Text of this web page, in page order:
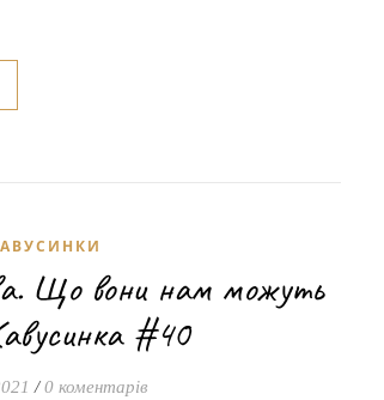
Що вони нам можуть
#40
/ 0 коментарів